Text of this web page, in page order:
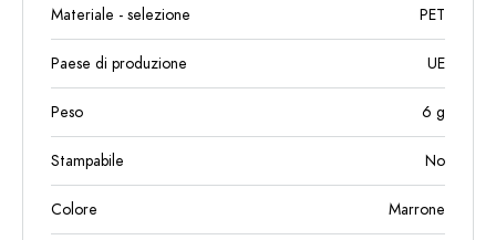
Materiale - selezione PET
Paese di produzione UE
Peso 6 g
Stampabile No
Colore Marrone